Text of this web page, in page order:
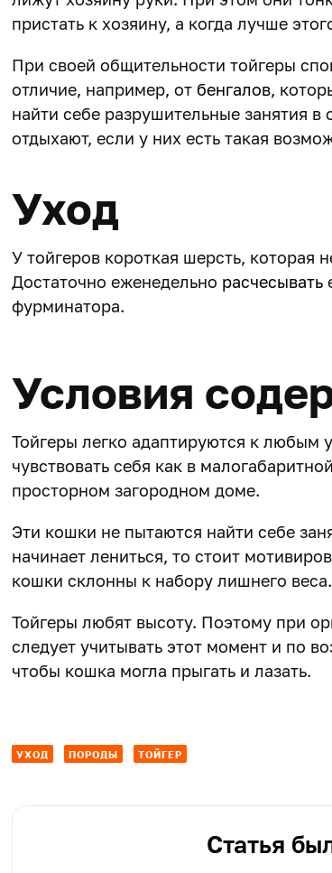
пристать к хозяину, а когда лучше
При своей общительности тойгеры
отличие, например, от бенгалов,
найти себе разрушительные занятия в
отдыхают, если у них есть такая
Уход
У тойгеров короткая шерсть, которая
Достаточно еженедельно расчесывать
фурминатора.
Условия
Тойгеры легко адаптируются к любым
чувствовать себя как в
просторном загородном доме.
Эти кошки не пытаются найти себе
начинает лениться, то стоит
кошки склонны к набору лишнего веса.
Тойгеры любят высоту. Поэтому при
следует учитывать этот момент и по
чтобы кошка могла прыгать и лазать.
УХОД ПОРОДЫ ТОЙГЕР
Статья